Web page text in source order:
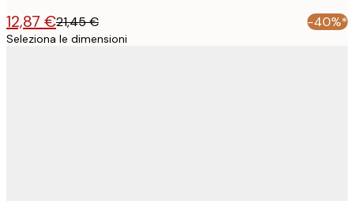
12,87 €21,45 € -40%*
Seleziona le dimensioni